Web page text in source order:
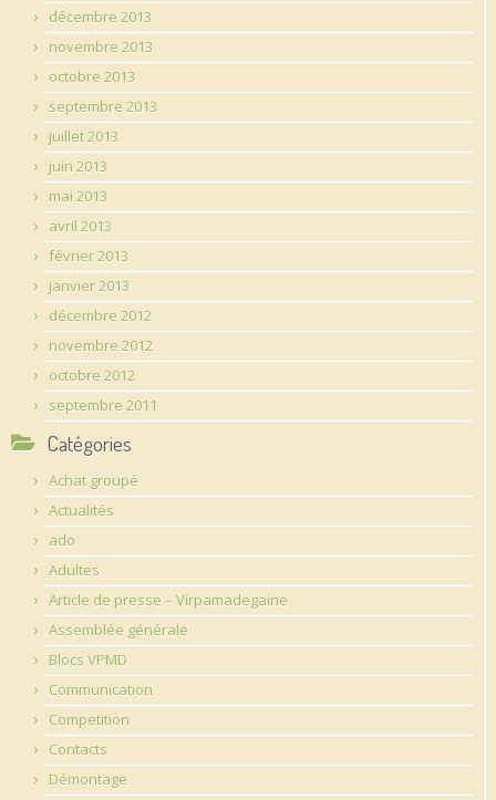
décembre 2013
novembre 2013
octobre 2013
septembre 2013
juillet 2013
juin 2013
mai 2013
avril 2013
février 2013
janvier 2013
décembre 2012
novembre 2012
octobre 2012
septembre 2011
Catégories
Achat groupé
Actualités
ado
Adultes
Article de presse – Virpamadegaine
Assemblée générale
Blocs VPMD
Communication
Competition
Contacts
Démontage